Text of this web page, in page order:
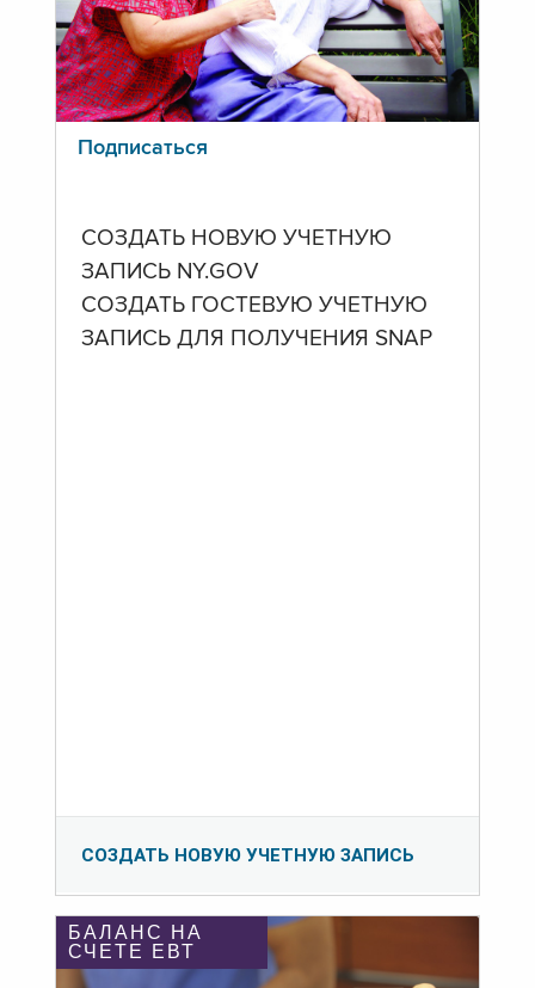
Подписаться
СОЗДАТЬ НОВУЮ УЧЕТНУЮ
ЗАПИСЬ NY.GOV
СОЗДАТЬ ГОСТЕВУЮ УЧЕТНУЮ
ЗАПИСЬ ДЛЯ ПОЛУЧЕНИЯ SNAP
СОЗДАТЬ НОВУЮ УЧЕТНУЮ ЗАПИСЬ
БАЛАНС НА
СЧЕТЕ ЕВТ